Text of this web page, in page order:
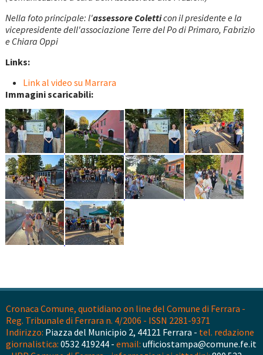
Nella foto principale: l'assessore Coletticon il presidente e la
vicepresidente dell'associazione Terre del Po di Primaro, Fabrizio
e Chiara Oppi
Links:
Link al video su Marrara
Immagini scaricabili:
Cronaca Comune, quotidiano on line del Comune di Ferrara -
Reg. Tribunale di Ferrara n. 4/2006 - ISSN 2281-9371
Indirizzo: Piazza del Municipio 2, 44121 Ferrara - tel. redazione
giornalistica: 0532 419244 - email: ufficiostampa@comune.fe.it